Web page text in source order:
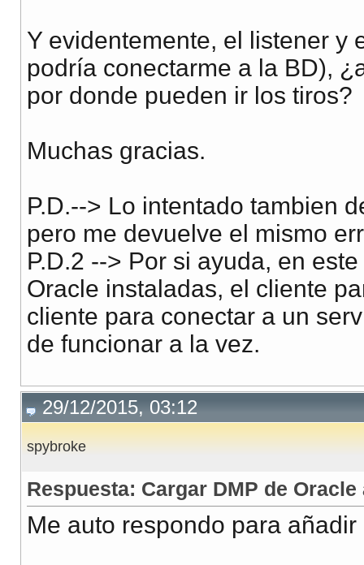
Y evidentemente, el listener y
podría conectarme a la BD),
por donde pueden ir los tiros?
Muchas gracias.
P.D.--> Lo intentado tambien
pero me devuelve el mismo
P.D.2 --> Por si ayuda, en
Oracle instaladas, el cliente
cliente para conectar a un
de funcionar a la vez.
29/12/2015, 03:12
spybroke
Respuesta: Cargar DMP de
Me auto respondo para